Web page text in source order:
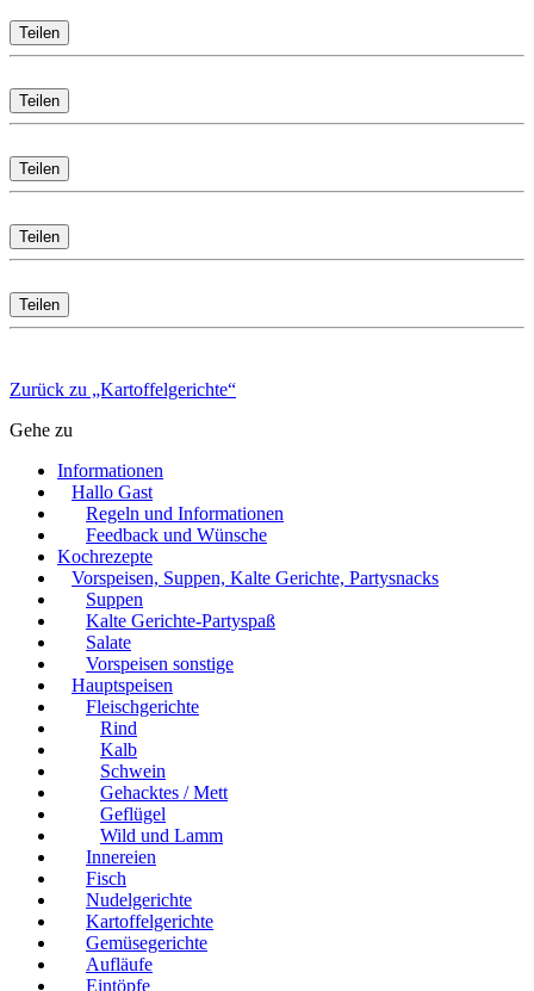
Teilen
Teilen
Teilen
Teilen
Teilen
Zurück zu „Kartoffelgerichte“
Gehe zu
Informationen
Hallo Gast
Regeln und Informationen
Feedback und Wünsche
Kochrezepte
Vorspeisen, Suppen, Kalte Gerichte, Partysnacks
Suppen
Kalte Gerichte-Partyspaß
Salate
Vorspeisen sonstige
Hauptspeisen
Fleischgerichte
Rind
Kalb
Schwein
Gehacktes / Mett
Geflügel
Wild und Lamm
Innereien
Fisch
Nudelgerichte
Kartoffelgerichte
Gemüsegerichte
Aufläufe
Eintöpfe